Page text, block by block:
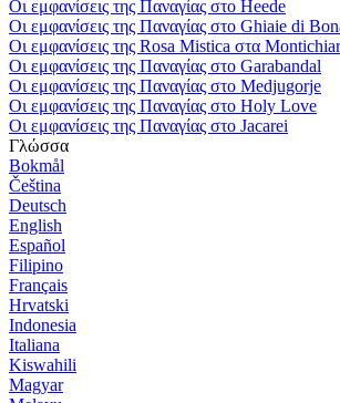
Οι εμφανίσεις της Παναγίας στο Heede
Οι εμφανίσεις της Παναγίας στο Ghiaie di
Οι εμφανίσεις της Rosa Mistica στα
Οι εμφανίσεις της Παναγίας στο Garabandal
Οι εμφανίσεις της Παναγίας στο Medjugorje
Οι εμφανίσεις της Παναγίας στο Holy Love
Οι εμφανίσεις της Παναγίας στο Jacarei
Γλώσσα
Bokmål
Čeština
Deutsch
English
Español
Filipino
Français
Hrvatski
Indonesia
Italiana
Kiswahili
Magyar